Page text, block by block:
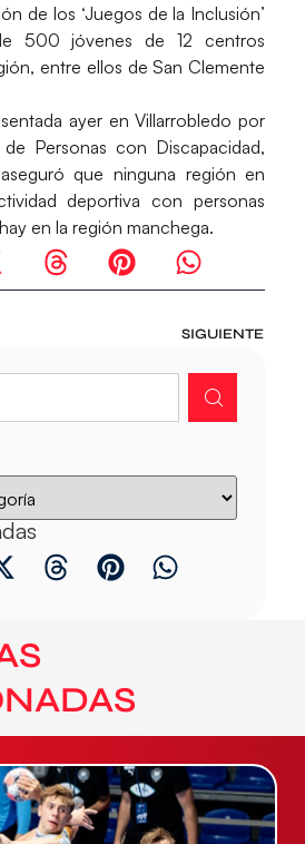
de los ‘Juegos de la Inclusión’
500 jóvenes de 12 centros
entre ellos de San Clemente
ayer en Villarrobledo por
Personas con Discapacidad,
que ninguna región en
deportiva con personas
en la región manchega.
SIGUIENTE